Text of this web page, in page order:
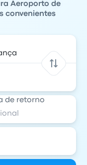
Aeroporto de
convenientes
de retorno